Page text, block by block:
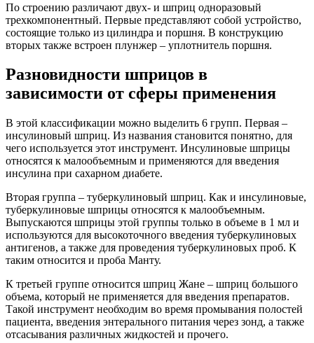
По строению различают двух- и шприц одноразовый
трехкомпонентный. Первые представляют собой устройство,
состоящие только из цилиндра и поршня. В конструкцию
вторых также встроен плунжер – уплотнитель поршня.
Разновидности шприцов в
зависимости от сферы применения
В этой классификации можно выделить 6 групп. Первая –
инсулиновый шприц. Из названия становится понятно, для
чего используется этот инструмент. Инсулиновые шприцы
относятся к малообъемным и применяются для введения
инсулина при сахарном диабете.
Вторая группа – туберкулиновый шприц. Как и инсулиновые,
туберкулиновые шприцы относятся к малообъемным.
Выпускаются шприцы этой группы только в объеме в 1 мл и
используются для высокоточного введения туберкулиновых
антигенов, а также для проведения туберкулиновых проб. К
таким относится и проба Манту.
К третьей группе относится шприц Жане – шприц большого
объема, который не применяется для введения препаратов.
Такой инструмент необходим во время промывания полостей
пациента, введения энтерального питания через зонд, а также
отсасывания различных жидкостей и прочего.